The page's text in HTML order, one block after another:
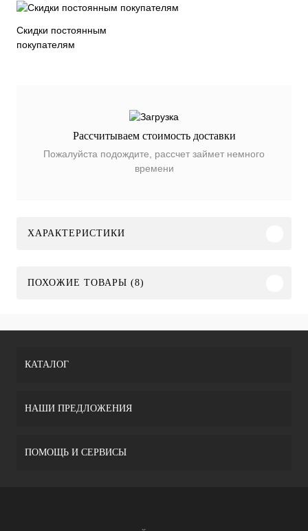
Скидки постоянным
покупателям
Рассчитываем стоимость доставки
Пожалуйста подождите, рассчет займет немного
времени
ХАРАКТЕРИСТИКИ
ПОХОЖИЕ ТОВАРЫ (8)
КАТАЛОГ
НАШИ ПРЕДЛОЖЕНИЯ
ПОМОЩЬ И СЕРВИСЫ